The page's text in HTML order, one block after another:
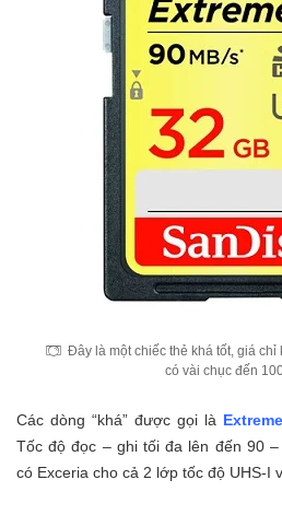
Đây là một chiếc thẻ khá tốt, giá chỉ
có vài chục đến
Các dòng “khá” được gọi là Extreme
Tốc độ đọc – ghi tối đa lên đến 90 –
có Exceria cho cả 2 lớp tốc độ UHS-I